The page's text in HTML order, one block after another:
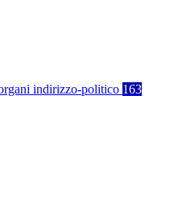
indirizzo-politico 163